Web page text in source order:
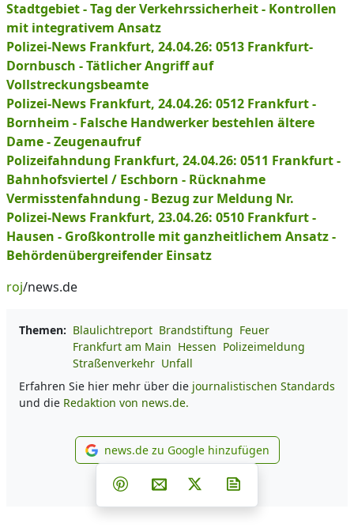
Stadtgebiet - Tag der Verkehrssicherheit - Kontrollen
mit integrativem Ansatz
Polizei-News Frankfurt, 24.04.26: 0513 Frankfurt-
Dornbusch - Tätlicher Angriff auf
Vollstreckungsbeamte
Polizei-News Frankfurt, 24.04.26: 0512 Frankfurt -
Bornheim - Falsche Handwerker bestehlen ältere
Dame - Zeugenaufruf
Polizeifahndung Frankfurt, 24.04.26: 0511 Frankfurt -
Bahnhofsviertel / Eschborn - Rücknahme
Vermisstenfahndung - Bezug zur Meldung Nr.
Polizei-News Frankfurt, 23.04.26: 0510 Frankfurt -
Hausen - Großkontrolle mit ganzheitlichem Ansatz -
Behördenübergreifender Einsatz
roj/news.de
Themen: Blaulichtreport Brandstiftung Feuer
Frankfurt am Main Hessen Polizeimeldung
Straßenverkehr Unfall
Erfahren Sie hier mehr über die journalistischen Standards
und die Redaktion von news.de.
news.de zu Google
news.de zu Google hinzufügen
Teilen auf Facebook
Teilen auf Whatsapp
Teilen auf Telegram
Teilen auf Pinterest
Per E-Mail teilen
Post auf X